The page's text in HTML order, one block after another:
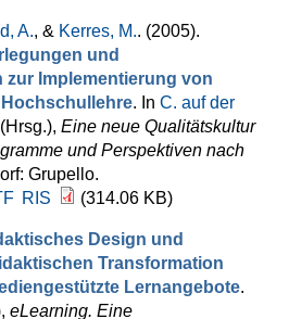
A., & Kerres, M.. (2005).
und
zur Implementierung von
. In C. auf der
(Hrsg.), Eine neue Qualitätskultur
und Perspektiven nach
Grupello.
RIS (314.06 KB)
Design und
Transformation
Lernangebote.
, eLearning. Eine